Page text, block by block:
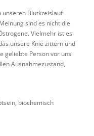
unseren Blutkreislauf
sind es nicht die
Vielmehr ist es
unsere Knie zittern und
geliebte Person vor uns
Ausnahmezustand,
biochemisch